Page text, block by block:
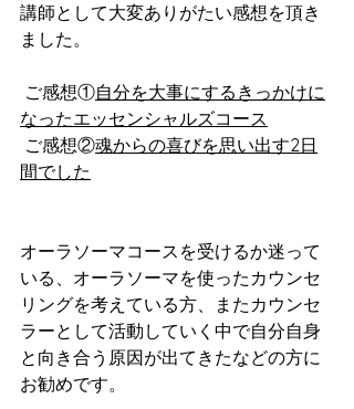
講師として大変ありがたい感想を頂き
ました。
ご感想①自分を大事にするきっかけに
なったエッセンシャルズコース
ご感想②魂からの喜びを思い出す2日
間でした
オーラソーマコースを受けるか迷って
いる、オーラソーマを使ったカウンセ
リングを考えている方、またカウンセ
ラーとして活動していく中で自分自身
と向き合う原因が出てきたなどの方に
お勧めです。